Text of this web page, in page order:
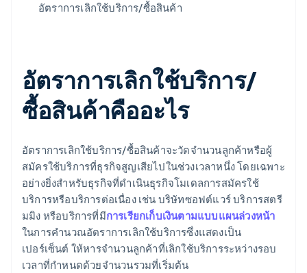
อัตราการเลิกใช้บริการ/ซื้อสินค้า
อัตราการเลิกใช้บริการ/
ซื้อสินค้าคืออะไร
อัตราการเลิกใช้บริการ/ซื้อสินค้าจะวัดจํานวนลูกค้าหรือผู้
สมัครใช้บริการที่ธุรกิจสูญเสียไปในช่วงเวลาหนึ่ง โดยเฉพาะ
อย่างยิ่งสําหรับธุรกิจที่ดําเนินธุรกิจโมเดลการสมัครใช้
บริการหรือบริการต่อเนื่อง เช่น บริษัทซอฟต์แวร์ บริการสตรี
มมิง หรือบริการที่มีการเรียกเก็บเงินตามแบบแผนล่วงหน้า
ในการคํานวณอัตราการเลิกใช้บริการซึ่งแสดงเป็น
เปอร์เซ็นต์ ให้หารจํานวนลูกค้าที่เลิกใช้บริการระหว่างรอบ
เวลาที่กําหนดด้วยจํานวนรวมที่เริ่มต้น